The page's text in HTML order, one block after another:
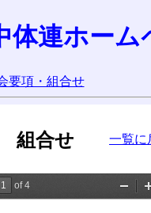
体連ホーム
要項・組合せ
組合せ 一覧に